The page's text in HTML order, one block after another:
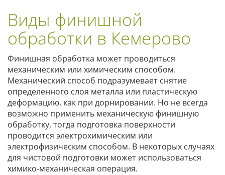
Виды финишной
обработки в Кемерово
Финишная обработка может проводиться
механическим или химическим способом.
Механический способ подразумевает снятие
определенного слоя металла или пластическую
деформацию, как при дорнировании. Но не всегда
возможно применить механическую финишную
обработку, тогда подготовка поверхности
проводится электрохимическим или
электрофизическим способом. В некоторых случаях
для чистовой подготовки может использоваться
химико-механическая операция.